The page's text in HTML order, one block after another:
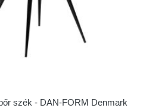
szék - ​​​​​DAN-FORM Denmark